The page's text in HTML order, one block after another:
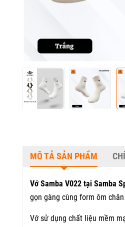
MÔ TẢ SẢN PHẨM
Vớ Samba V022 tại Samba
gọn gàng cùng form ôm
Vớ sử dụng chất liệu mềm